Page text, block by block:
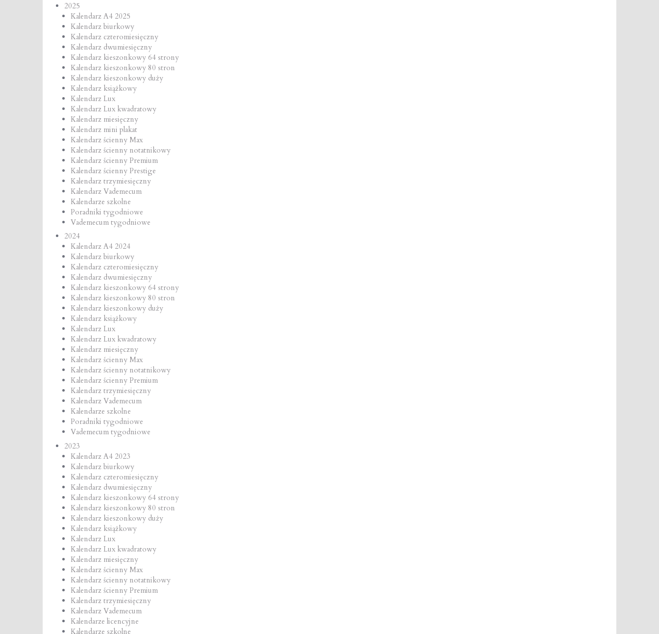
2025
Kalendarz A4 2025
Kalendarz biurkowy
Kalendarz czteromiesięczny
Kalendarz dwumiesięczny
Kalendarz kieszonkowy 64 strony
Kalendarz kieszonkowy 80 stron
Kalendarz kieszonkowy duży
Kalendarz książkowy
Kalendarz Lux
Kalendarz Lux kwadratowy
Kalendarz miesięczny
Kalendarz mini plakat
Kalendarz ścienny Max
Kalendarz ścienny notatnikowy
Kalendarz ścienny Premium
Kalendarz ścienny Prestige
Kalendarz trzymiesięczny
Kalendarz Vademecum
Kalendarze szkolne
Poradniki tygodniowe
Vademecum tygodniowe
2024
Kalendarz A4 2024
Kalendarz biurkowy
Kalendarz czteromiesięczny
Kalendarz dwumiesięczny
Kalendarz kieszonkowy 64 strony
Kalendarz kieszonkowy 80 stron
Kalendarz kieszonkowy duży
Kalendarz książkowy
Kalendarz Lux
Kalendarz Lux kwadratowy
Kalendarz miesięczny
Kalendarz ścienny Max
Kalendarz ścienny notatnikowy
Kalendarz ścienny Premium
Kalendarz trzymiesięczny
Kalendarz Vademecum
Kalendarze szkolne
Poradniki tygodniowe
Vademecum tygodniowe
2023
Kalendarz A4 2023
Kalendarz biurkowy
Kalendarz czteromiesięczny
Kalendarz dwumiesięczny
Kalendarz kieszonkowy 64 strony
Kalendarz kieszonkowy 80 stron
Kalendarz kieszonkowy duży
Kalendarz książkowy
Kalendarz Lux
Kalendarz Lux kwadratowy
Kalendarz miesięczny
Kalendarz ścienny Max
Kalendarz ścienny notatnikowy
Kalendarz ścienny Premium
Kalendarz trzymiesięczny
Kalendarz Vademecum
Kalendarze licencyjne
Kalendarze szkolne